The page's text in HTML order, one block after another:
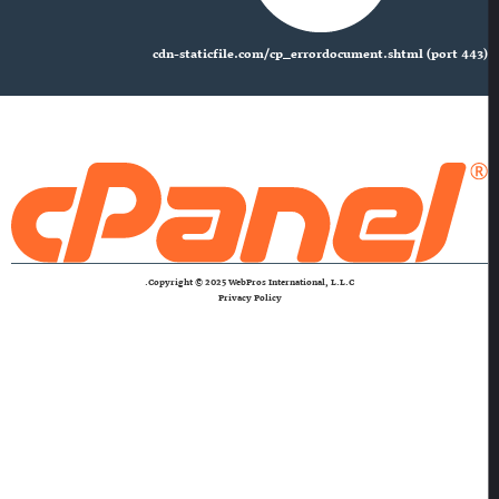
cdn-staticfile.com/cp_errordocument.shtml (port 443)
Copyright © 2025 WebPros International, L.L.C.
Privacy Policy